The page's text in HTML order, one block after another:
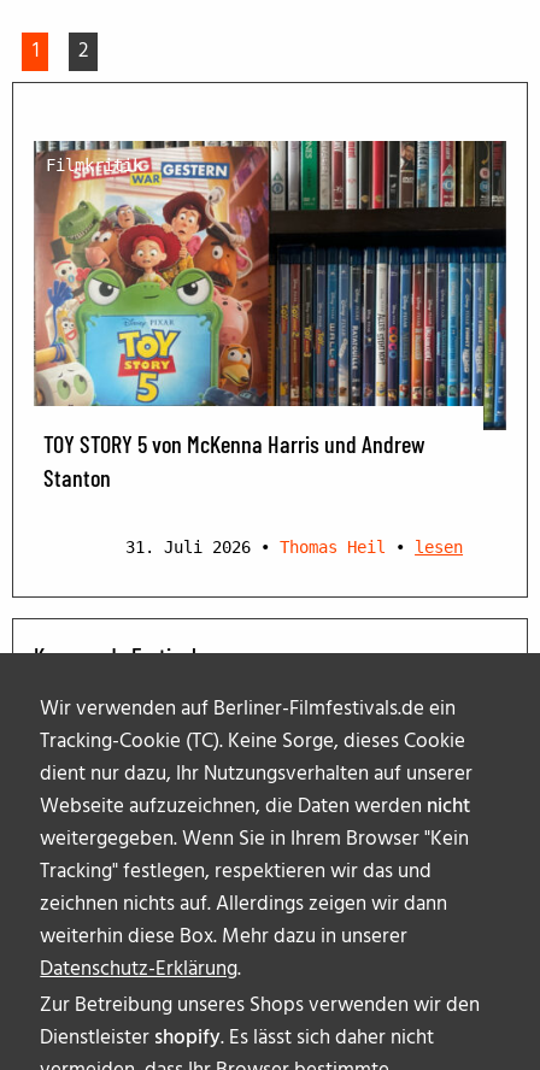
Wir verwenden auf Berliner-Filmfestivals.de ein
Tracking-Cookie (TC). Keine Sorge, dieses Cookie
dient nur dazu, Ihr Nutzungsverhalten auf unserer
Webseite aufzuzeichnen, die Daten werden nicht
weitergegeben. Wenn Sie in Ihrem Browser "Kein
Tracking" festlegen, respektieren wir das und
zeichnen nichts auf. Allerdings zeigen wir dann
weiterhin diese Box. Mehr dazu in unserer
Datenschutz-Erklärung.
Zur Betreibung unseres Shops verwenden wir den
Dienstleistershopify. Es lässt sich daher nicht
1 2
Filmkritik
TOY STORY 5 von McKenna Harris und Andrew
Stanton
31. Juli 2026 • Thomas Heil • lesen
Kommende Festivals